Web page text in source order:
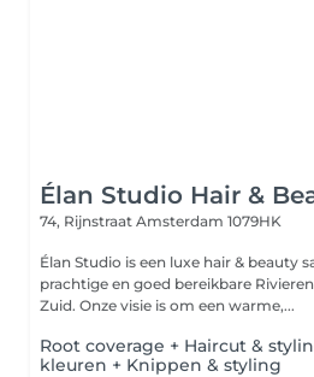
Élan Studio Hair &
74, Rijnstraat Amsterdam 1079HK
Élan Studio is een luxe hair & beauty
prachtige en goed bereikbare
Zuid. Onze visie is om een warme,...
Root coverage + Haircut &
kleuren + Knippen & styling